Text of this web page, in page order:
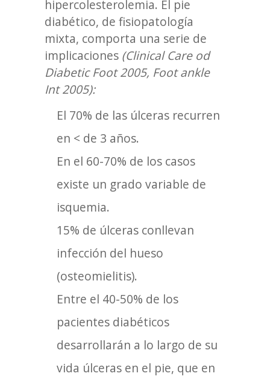
hipercolesterolemia. El pie
diabético, de fisiopatología
mixta, comporta una serie de
implicaciones (Clinical Care od
Diabetic Foot 2005, Foot ankle
Int 2005):
El 70% de las úlceras recurren
en < de 3 años.
En el 60-70% de los casos
existe un grado variable de
isquemia.
15% de úlceras conllevan
infección del hueso
(osteomielitis).
Entre el 40-50% de los
pacientes diabéticos
desarrollarán a lo largo de su
vida úlceras en el pie, que en